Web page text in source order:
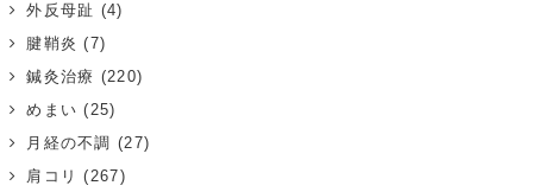
外反母趾 (4)
腱鞘炎 (7)
鍼灸治療 (220)
めまい (25)
月経の不調 (27)
肩コリ (267)